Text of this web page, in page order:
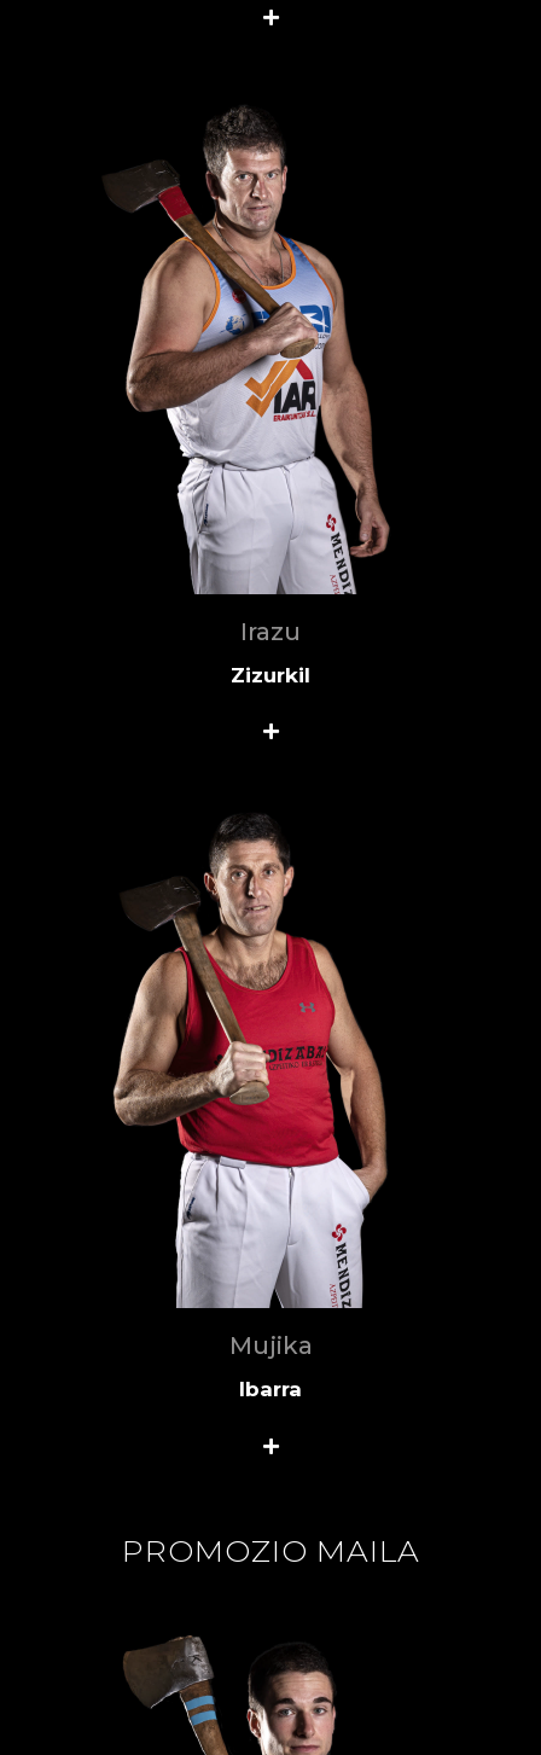
Irazu
Zizurkil
Mujika
Ibarra
PROMOZIO MAILA